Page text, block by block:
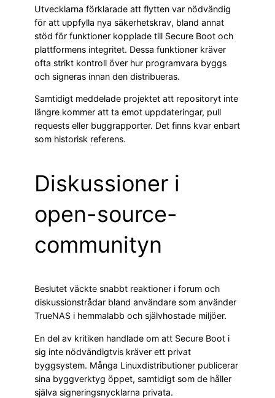
Utvecklarna förklarade att flytten var nödvändig
för att uppfylla nya säkerhetskrav, bland annat
stöd för funktioner kopplade till Secure Boot och
plattformens integritet. Dessa funktioner kräver
ofta strikt kontroll över hur programvara byggs
och signeras innan den distribueras.
Samtidigt meddelade projektet att repositoryt inte
längre kommer att ta emot uppdateringar, pull
requests eller buggrapporter. Det finns kvar enbart
som historisk referens.
Diskussioner i
open-source-
communityn
Beslutet väckte snabbt reaktioner i forum och
diskussionstrådar bland användare som använder
TrueNAS i hemmalabb och självhostade miljöer.
En del av kritiken handlade om att Secure Boot i
sig inte nödvändigtvis kräver ett privat
byggsystem. Många Linuxdistributioner publicerar
sina byggverktyg öppet, samtidigt som de håller
själva signeringsnycklarna privata.